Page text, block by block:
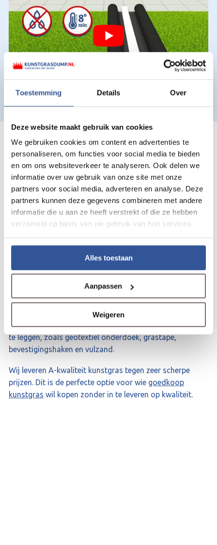
Toestemming Details Over
Deze website maakt gebruik van cookies
We gebruiken cookies om content en advertenties te
personaliseren, om functies voor social media te bieden
en om ons websiteverkeer te analyseren. Ook delen we
informatie over uw gebruik van onze site met onze
partners voor social media, adverteren en analyse. Deze
partners kunnen deze gegevens combineren met andere
informatie die u aan ze heeft verstrekt of die ze hebben
verzameld op basis van uw gebruik van hun services.
Alles toestaan
Aanpassen
Weigeren
Ook voor hovenier,
stratenmaker en
klusbedrijf in omgeving
Roosendaal
Wij zijn kunstgras totaalleverancier voor Roosendaal
en omgeving
service rekenen. Dankzij onze jarenlange ervaring weten
wij als geen ander wat de wensen van jouw klanten zijn.
Als totaalleverancier maken wij het je graag gemakkelijk.
Naast een indrukwekkend assortiment kunstgras kun je
ook bij ons terecht voor alle benodigdheden om het gras
te leggen, zoals geotextiel onderdoek, grastape,
bevestigingshaken en vulzand.
Wij leveren A-kwaliteit kunstgras tegen zeer scherpe
prijzen. Dit is de perfecte optie voor wie goedkoop
kunstgras wil kopen zonder in te leveren op kwaliteit.